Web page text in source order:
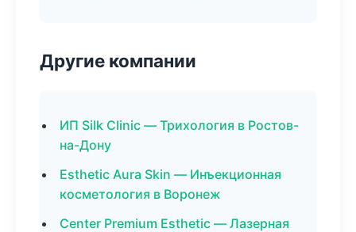
Другие компании
ИП Silk Clinic — Трихология в Ростов-
на-Дону
Esthetic Aura Skin — Инъекционная
косметология в Воронеж
Center Premium Esthetic — Лазерная